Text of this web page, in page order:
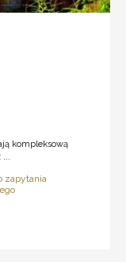
kompleksową
...